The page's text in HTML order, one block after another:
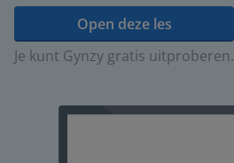
Open deze les
Je kunt Gynzy gratis uitproberen.